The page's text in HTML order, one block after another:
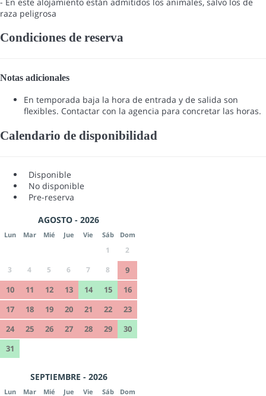
raza peligrosa
Condiciones de reserva
Notas adicionales
En temporada baja la hora de entrada y de salida son
flexibles. Contactar con la agencia para concretar las horas.
Calendario de disponibilidad
Disponible
No disponible
Pre-reserva
AGOSTO - 2026
Lun Mar Mié Jue Vie Sáb Dom
1
2
3
4 5 6 7 8
9
10
11 12 13 14 15
16
17
18 19 20 21 22
23
24
25 26 27 28 29
30
31
SEPTIEMBRE - 2026
Lun Mar Mié Jue Vie Sáb Dom